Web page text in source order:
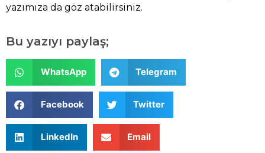
yazımıza da göz atabilirsiniz.
Bu yazıyı paylaş;
WhatsApp Telegram
Facebook Twitter
LinkedIn Email